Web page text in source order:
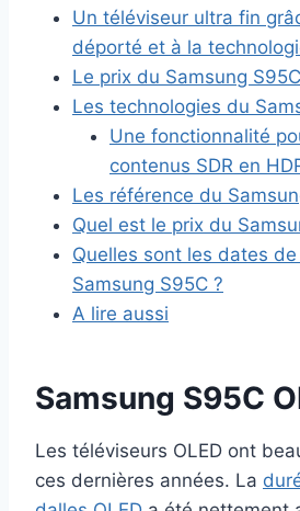
Un téléviseur ultra fin
déporté et à la
Le prix du Samsung S95C
Les technologies du
Une fonctionnalité
contenus SDR en
Les référence du
Quel est le prix du
Quelles sont les dates
Samsung S95C ?
A lire aussi
Samsung S95C
Les téléviseurs OLED ont
ces dernières années. La